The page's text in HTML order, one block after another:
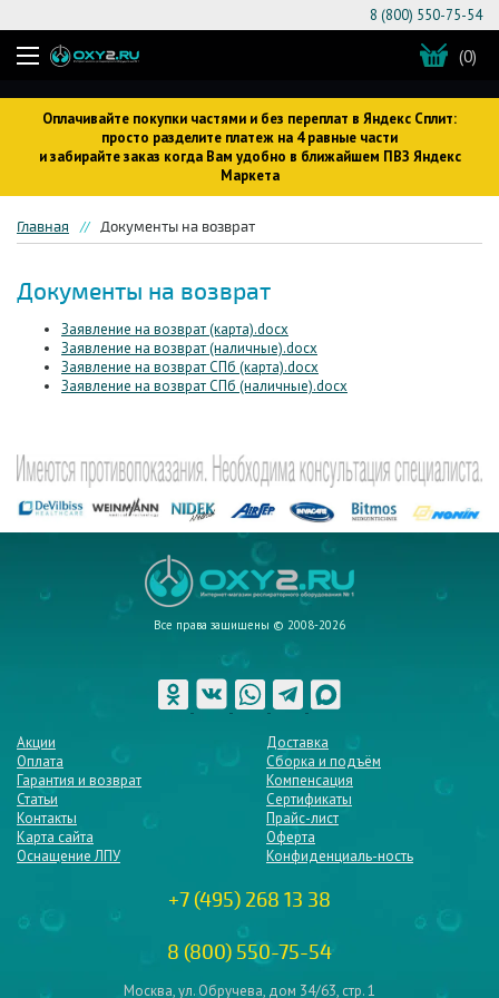
Оплачивайте покупки частями и без переплат в Яндекс Сплит:
просто разделите платеж на 4 равные части
и забирайте заказ когда Вам удобно в ближайшем ПВЗ Яндекс
Маркета
8 (800) 550-75-54
(0)
Главная Документы на возврат
Документы на возврат
Заявление на возврат (карта).docx
Заявление на возврат (наличные).docx
Заявление на возврат СПб (карта).docx
Заявление на возврат СПб (наличные).docx
Все права защищены © 2008-2026
Акции
Доставка
Оплата
Сборка и подъём
Гарантия и возврат
Компенсация
Статьи
Сертификаты
Контакты
Прайс-лист
Карта сайта
Оферта
Оснащение ЛПУ
Конфиденциаль-ность
+7 (495) 268 13 38
8 (800) 550-75-54
Москва, ул. Обручева, дом 34/63, стр. 1